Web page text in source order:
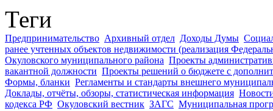
Теги
Предпринимательство Архивный отдел Доходы Думы
ранее учтенных объектов недвижимости (реализация
Окуловского муниципального района Проекты
вакантной должности Проекты решений о бюджете с
Формы, бланки Регламенты и стандарты внешнего
Доклады, отчёты, обзоры, статистическая информация
кодекса РФ Окуловский вестник ЗАГС Муниципальная